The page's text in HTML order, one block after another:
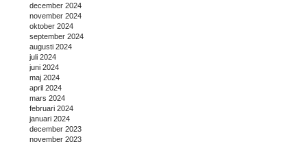
december 2024
november 2024
oktober 2024
september 2024
augusti 2024
juli 2024
juni 2024
maj 2024
april 2024
mars 2024
februari 2024
januari 2024
december 2023
november 2023